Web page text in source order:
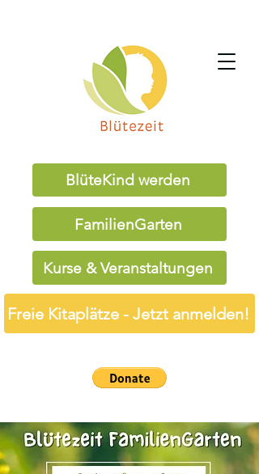
BlüteKind werden
FamilienGarten
Kurse & Veranstaltungen
Freie Kitaplätze - Jetzt anmelden!